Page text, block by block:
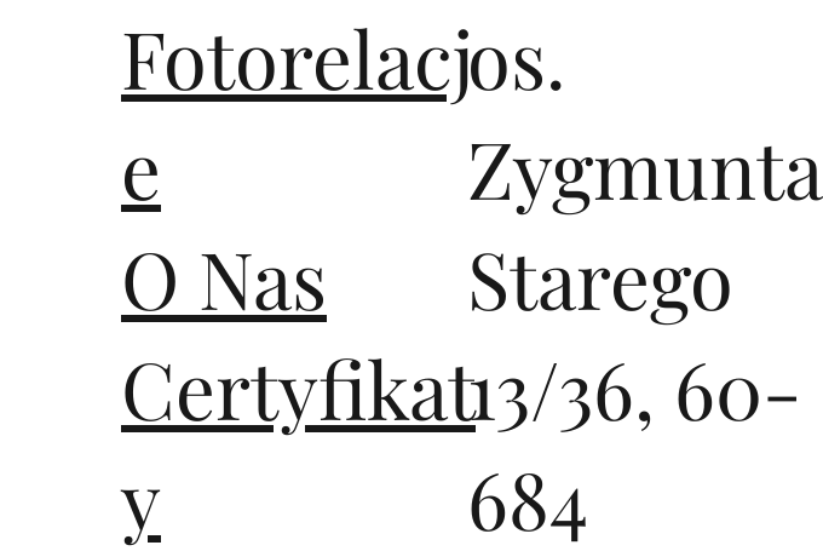
Fotorelacj
e
O Nas
Certyfikat
y
os.
Zygmunta
Starego
13/36, 60-
684